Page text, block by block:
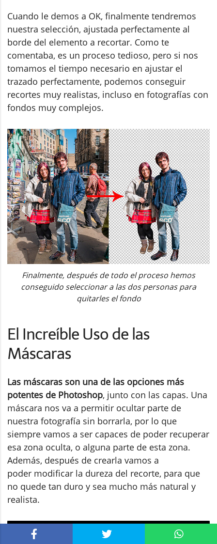
Cuando le demos a OK, finalmente tendremos
nuestra selección, ajustada perfectamente al
borde del elemento a recortar. Como te
comentaba, es un proceso tedioso, pero si nos
tomamos el tiempo necesario en ajustar el
trazado perfectamente, podemos conseguir
recortes muy realistas, incluso en fotografías con
fondos muy complejos.
Finalmente, después de todo el proceso hemos
conseguido seleccionar a las dos personas para
quitarles el fondo
El Increíble Uso de las
Máscaras
Las máscaras son una de las opciones más
potentes de Photoshop, junto con las capas. Una
máscara nos va a permitir ocultar parte de
nuestra fotografía sin borrarla, por lo que
siempre vamos a ser capaces de poder recuperar
esa zona oculta, o alguna parte de esta zona.
Además, después de crearla vamos a
poder modificar la dureza del recorte, para que
no quede tan duro y sea mucho más natural y
realista.
Cómo Funcionan las Máscaras en Photoshop